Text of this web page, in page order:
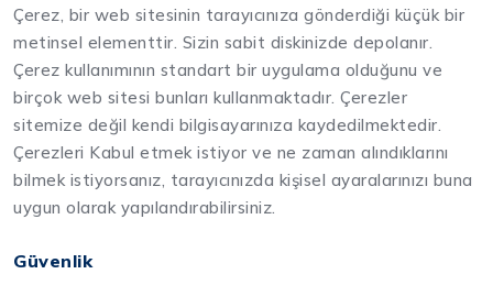
Çerez, bir web sitesinin tarayıcınıza gönderdiği küçük bir
metinsel elementtir. Sizin sabit diskinizde depolanır.
Çerez kullanımının standart bir uygulama olduğunu ve
birçok web sitesi bunları kullanmaktadır. Çerezler
sitemize değil kendi bilgisayarınıza kaydedilmektedir.
Çerezleri Kabul etmek istiyor ve ne zaman alındıklarını
bilmek istiyorsanız, tarayıcınızda kişisel ayaralarınızı buna
uygun olarak yapılandırabilirsiniz.
Güvenlik